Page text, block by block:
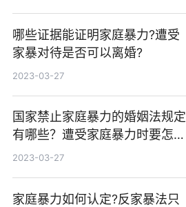
哪些证据能证明家庭暴力?遭受
家暴对待是否可以离婚?
2023-03-27
国家禁止家庭暴力的婚姻法规定
有哪些？遭受家庭暴力时要怎样
做？
2023-03-27
家庭暴力如何认定?反家暴法只